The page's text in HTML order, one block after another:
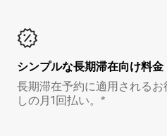
シンプルな長期滞在向け料金
長期滞在予約に適用される
しの月1回払い。*